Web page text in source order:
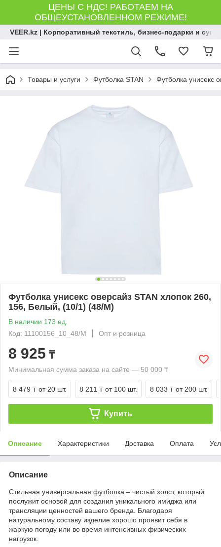
ЦЕНЫ С НДС! РАБОТАЕМ НА
ОБЩЕУСТАНОВЛЕННОМ РЕЖИМЕ!
VEER.kz | Корпоративный текстиль, бизнес-подарки и
Товары и услуги Футболка STAN Футболка унисекс
Футболка унисекс оверсайз STAN хлопок 260,
156, Белый, (10/1) (48/M)
В наличии 173 ед.
Код: 11100156_10_48/M
Опт и розница
8 925 ₸
Минимальная сумма заказа на сайте — 50 000 ₸
8 479 ₸ от 20 шт. 8 211 ₸ от 100 шт. 8 033 ₸ от 200 шт.
Купить
Описание Характеристики Доставка Оплата
Описание
Стильная универсальная футболка – чистый холст, который
послужит основой для создания уникального имиджа или
трансляции ценностей вашего бренда. Благодаря
натуральному составу изделие хорошо проявит себя в
жаркую погоду или во время интенсивных физических
нагрузок.